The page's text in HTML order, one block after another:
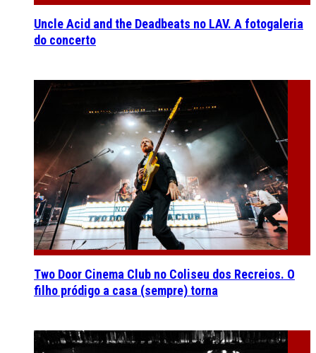
Uncle Acid and the Deadbeats no LAV. A fotogaleria
do concerto
Two Door Cinema Club no Coliseu dos Recreios. O
filho pródigo a casa (sempre) torna